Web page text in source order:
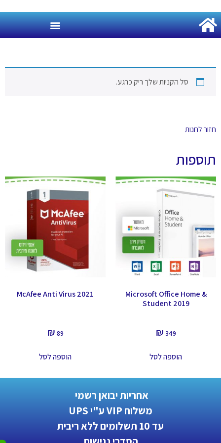
Microsoft Office Home &
Student 2019
₪
הוספה לסל
McAfee Anti Virus 2021
₪
הוספה לסל
סל הקניות שלך ריק כרגע.
לחנות
אחריות יבואן רשמי
משלוח VIP ע"י UPS
עד 10 תשלומים ללא ריבית